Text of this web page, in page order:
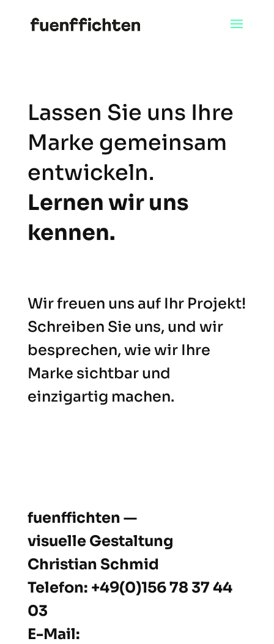
Lassen Sie uns Ihre
Marke gemeinsam
entwickeln.
Lernen wir uns
kennen.
Wir freuen uns auf Ihr Projekt!
Schreiben Sie uns, und wir
besprechen, wie wir Ihre
Marke sichtbar und
einzigartig machen.
fuenffichten —
visuelle Gestaltung
Christian Schmid
Telefon: +49(0)156 78 37 44
03
E-Mail: